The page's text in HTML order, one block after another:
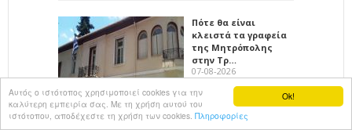
Ok!
Αυτός ο ιστότοπος χρησιμοποιεί cookies για την
καλύτερη εμπειρία σας. Με τη χρήση αυτού του
ιστότοπου, αποδέχεστε τη χρήση των cookies. Πληροφορίες
Πότε θα είναι
κλειστά τα γραφεία
της Μητρόπολης
στην Τρ…
07-08-2026